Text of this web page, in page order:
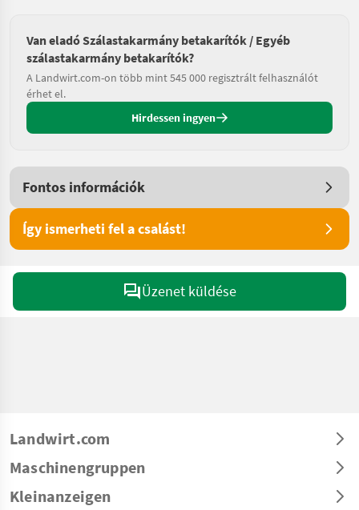
Van eladó Szálastakarmány betakarítók / Egyéb
szálastakarmány betakarítók?
A Landwirt.com-on több mint 545 000 regisztrált felhasználót
érhet el.
Hirdessen ingyen
Fontos információk
Így ismerheti fel a csalást!
Üzenet küldése
Landwirt.com
Maschinengruppen
Kleinanzeigen